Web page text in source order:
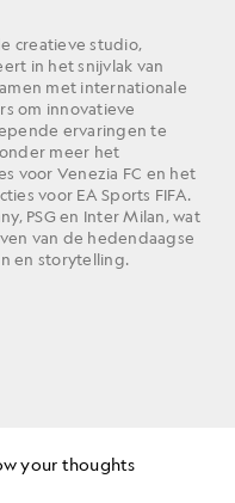
creatieve studio,
in het snijvlak van
met internationale
om innovatieve
ervaringen te
meer het
voor Venezia FC en het
voor EA Sports FIFA.
PSG en Inter Milan, wat
van de hedendaagse
en storytelling.